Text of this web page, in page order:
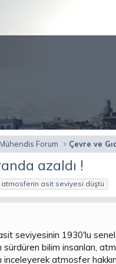
Forum Çevre ve
azaldı !
atmosferin asit seviyesi düştü
seviyesinin 1930'lu
sürdüren bilim insanları,
inceleyerek atmosfer